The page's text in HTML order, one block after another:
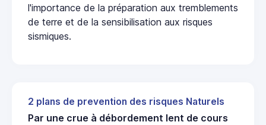
l'importance de la préparation aux tremblements
de terre et de la sensibilisation aux risques
sismiques.
2 plans de prevention des risques Naturels
Par une crue à débordement lent de cours